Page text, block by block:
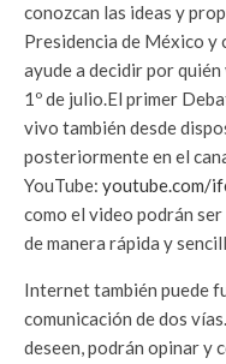
conozcan las ideas y
Presidencia de México y
ayude a decidir por
1º de julio.El primer
vivo también desde
posteriormente en el
YouTube: youtube.com/
como el video podrán
de manera rápida y
Internet también puede
comunicación de dos
deseen, podrán opinar y